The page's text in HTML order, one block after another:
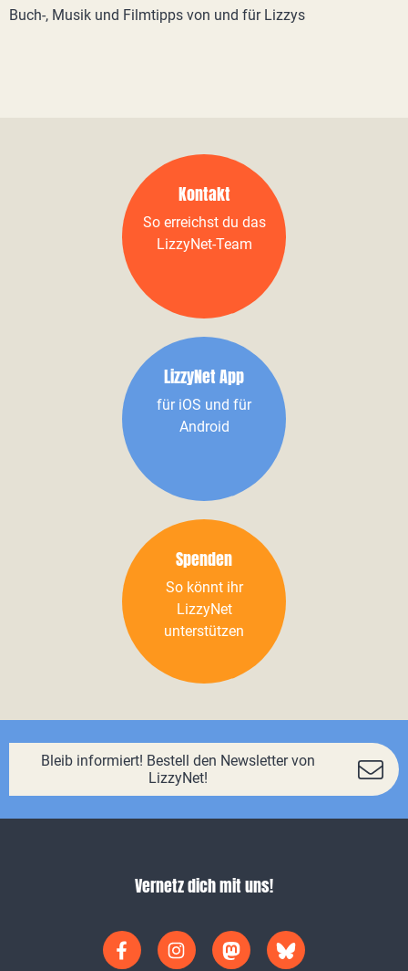
Buch-, Musik und Filmtipps von und für Lizzys
Kontakt
So erreichst du das
LizzyNet-Team
LizzyNet App
für iOS und für
Android
Spenden
So könnt ihr
LizzyNet
unterstützen
Bleib informiert! Bestell den Newsletter von
LizzyNet!
Vernetz dich mit uns!